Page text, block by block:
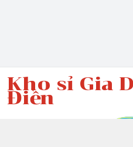
Kho sỉ Gia
Điền